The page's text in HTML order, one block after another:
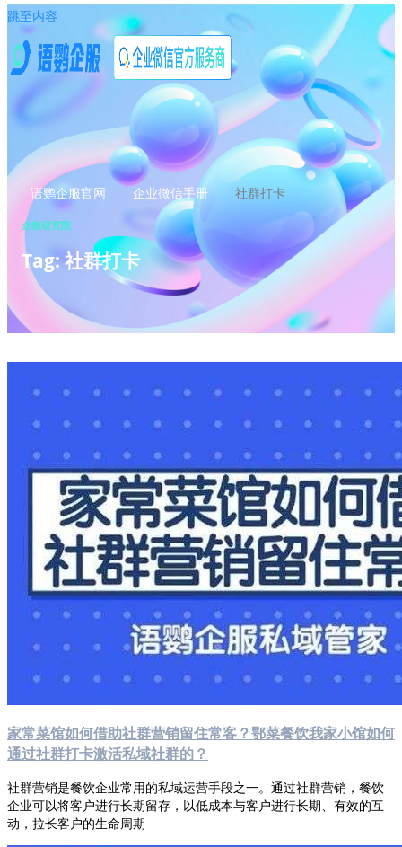
跳至内容
语鹦企服官网 企业微信手册 社群打卡
企微研究院
Tag: 社群打卡
家常菜馆如何借助社群营销留住常客？鄂菜餐饮我家小馆如何
通过社群打卡激活私域社群的？
社群营销是餐饮企业常用的私域运营手段之一。通过社群营销，餐饮
企业可以将客户进行长期留存，以低成本与客户进行长期、有效的互
动，拉长客户的生命周期